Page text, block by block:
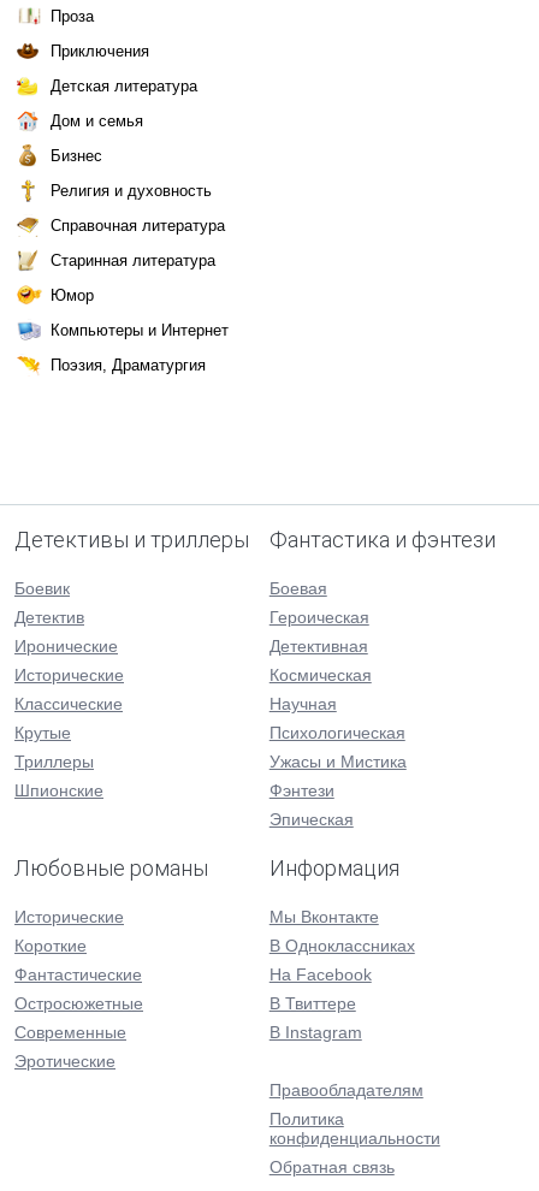
Проза
Приключения
Детская литература
Дом и семья
Бизнес
Религия и духовность
Справочная литература
Старинная литература
Юмор
Компьютеры и Интернет
Поэзия, Драматургия
Детективы и триллеры
Боевик
Детектив
Иронические
Исторические
Классические
Крутые
Триллеры
Шпионские
Фантастика и фэнтези
Боевая
Героическая
Детективная
Космическая
Научная
Психологическая
Ужасы и Мистика
Фэнтези
Эпическая
Любовные романы
Исторические
Короткие
Фантастические
Остросюжетные
Современные
Эротические
Информация
Мы Вконтакте
В Одноклассниках
На Facebook
В Твиттере
В Instagram
Правообладателям
Политика
конфиденциальности
Обратная связь